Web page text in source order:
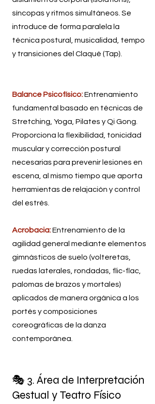
síncopas y ritmos simultáneos. Se
introduce de forma paralela la
técnica postural, musicalidad, tempo
y transiciones del Claqué (Tap).
Balance Psicofísico:Entrenamiento
fundamental basado en técnicas de
Stretching, Yoga, Pilates y Qi Gong.
Proporciona la flexibilidad, tonicidad
muscular y corrección postural
necesarias para prevenir lesiones en
escena, al mismo tiempo que aporta
herramientas de relajación y control
del estrés.
Acrobacia:Entrenamiento de la
agilidad general mediante elementos
gimnásticos de suelo (volteretas,
ruedas laterales, rondadas, flic-flac,
palomas de brazos y mortales)
aplicados de manera orgánica a los
portés y composiciones
coreográficas de la danza
contemporánea.
🎭 3. Área de Interpretación
Gestual y Teatro Físico